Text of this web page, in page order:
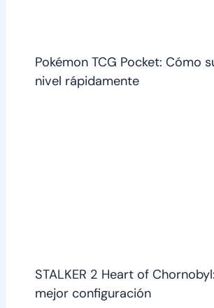
Pokémon TCG Pocket: Cómo
nivel rápidamente
STALKER 2 Heart of
mejor configuración